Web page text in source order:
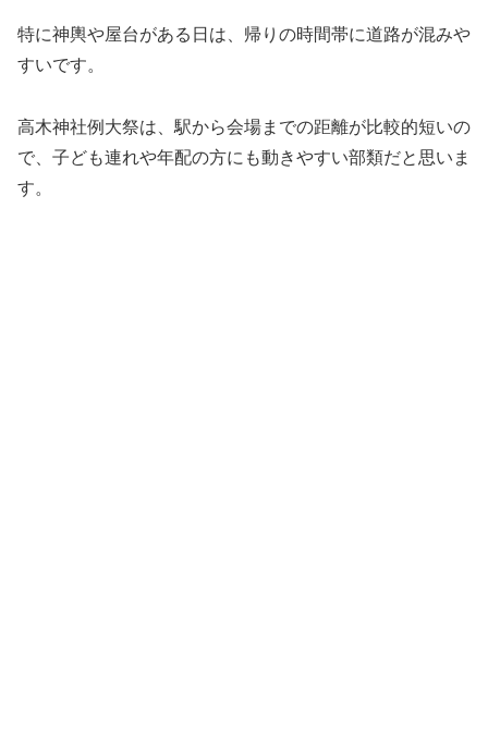
特に神輿や屋台がある日は、帰りの時間帯に道路が混みや
すいです。
高木神社例大祭は、駅から会場までの距離が比較的短いの
で、子ども連れや年配の方にも動きやすい部類だと思いま
す。